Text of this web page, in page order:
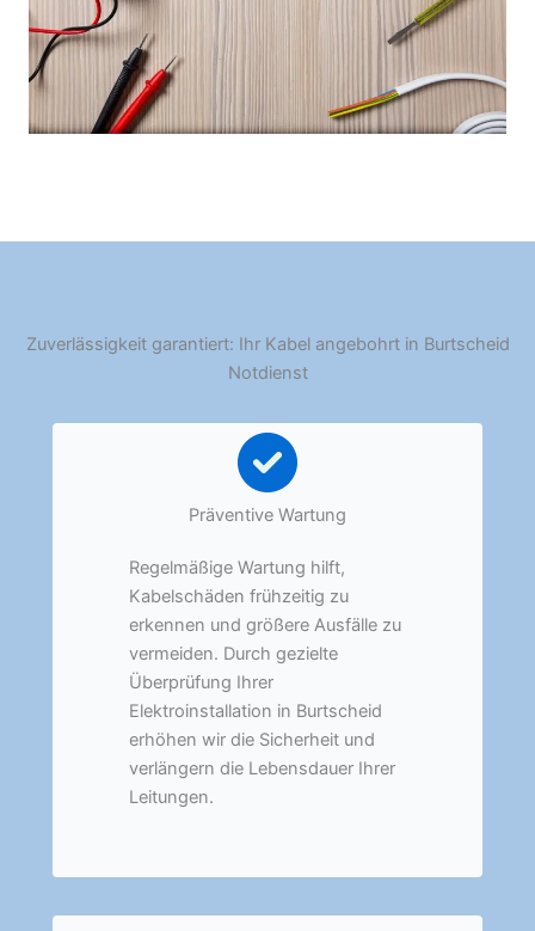
Zuverlässigkeit garantiert: Ihr Kabel angebohrt in Burtscheid
Notdienst
Präventive Wartung
Regelmäßige Wartung hilft,
Kabelschäden frühzeitig zu
erkennen und größere Ausfälle zu
vermeiden. Durch gezielte
Überprüfung Ihrer
Elektroinstallation in Burtscheid
erhöhen wir die Sicherheit und
verlängern die Lebensdauer Ihrer
Leitungen.